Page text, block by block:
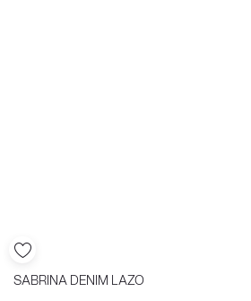
SABRINA DENIM LAZO